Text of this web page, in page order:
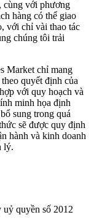
cùng với phương
hàng có thể giao
với chỉ vài thao tác
chúng tôi trải
Market chỉ mang
quyết định của
với quy hoạch và
minh họa định
sung trong quá
sẽ được quy định
hành và kinh doanh
lý.
quyền số 2012